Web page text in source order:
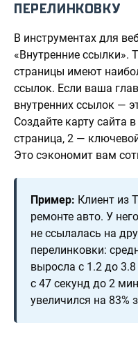
ПЕРЕЛИНКОВКУ
В инструментах для
«Внутренние ссылки».
страницы имеют
ссылок. Если ваша
внутренних ссылок —
Создайте карту сайта
страница, 2 —
Это сэкономит вам
Пример: Клиент из
ремонте авто. У
не ссылалась на
перелинковки:
выросла с 1.2 до
с 47 секунд до 2
увеличился на 83%